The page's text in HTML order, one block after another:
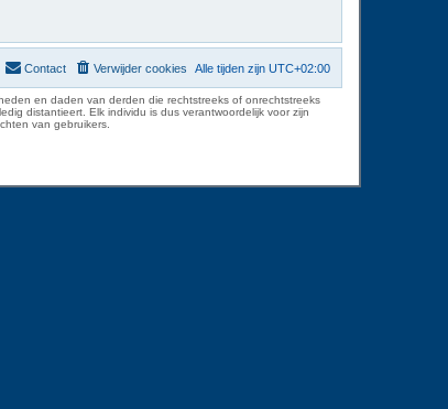
Alle tijden zijn UTC+02:00
Verwijder cookies
Contact
en daden van derden die rechtstreeks of onrechtstreeks
distantieert. Elk individu is dus verantwoordelijk voor zijn
van gebruikers.